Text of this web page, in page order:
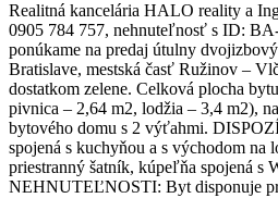
Realitná kancelária HALO reality a
0905 784 757, nehnuteľnosť s ID:
ponúkame na predaj útulny
Bratislave, mestská časť Ružinov –
dostatkom zelene. Celková plocha
pivnica – 2,64 m2, lodžia – 3,4 m2),
bytového domu s 2 výťahmi.
spojená s kuchyňou a s východom na
priestranný šatník, kúpeľňa spojená s
NEHNUTEĽNOSTI: Byt disponuje